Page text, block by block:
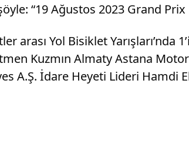
“19 Ağustos 2023 Grand
arası Yol Bisiklet
Kuzmın Almaty Astana
A.Ş. İdare Heyeti Lideri Hamdi